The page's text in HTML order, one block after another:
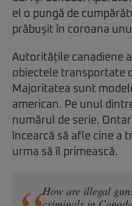
el o pungă de
prăbușit în coroana
Autoritățile canadiene
obiectele transportate
Majoritatea sunt
american. Pe unul
numărul de serie.
încearcă să afle cine a
urma să îl primească.
How are illegal